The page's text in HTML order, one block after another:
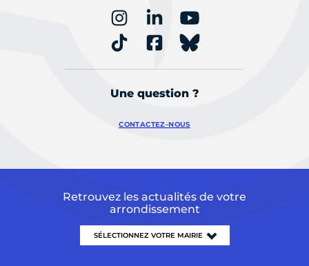
Une question ?
CONTACTEZ-NOUS
Retrouvez les actualités de votre
arrondissement